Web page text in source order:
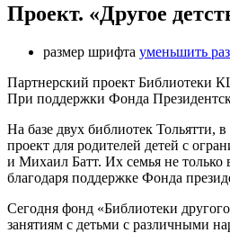
Проект. «Другое
размер шрифта уменьшить
Партнерский проект Библиотеки
При поддержки Фонда
На базе двух библиотек
проект для родителей детей с
и Михаил Батт. Их семья не только
благодаря поддержке Фонда
Сегодня фонд «Библиотеки
занятиям с детьми с различными